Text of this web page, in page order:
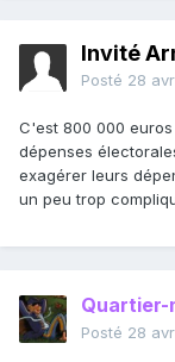
Invité
Posté 28
C'est 800 000
dépenses
exagérer leurs
un peu trop
Quartier-
Posté 28